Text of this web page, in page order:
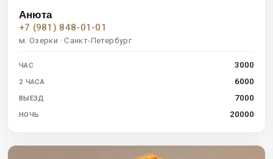
Анюта
+7 (981) 848-01-01
м. Озерки · Санкт-Петербург
ЧАС 3000
2 ЧАСА 6000
ВЫЕЗД 7000
НОЧЬ 20000